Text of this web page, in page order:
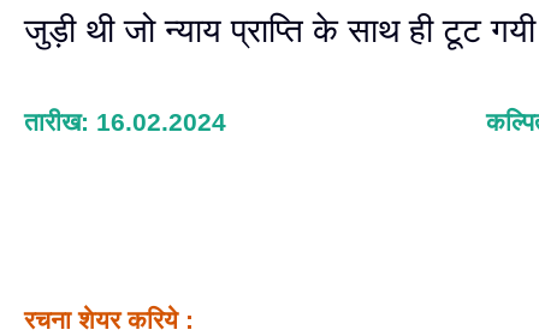
जुड़ी थी जो न्याय प्राप्ति के साथ ही टूट
तारीख: 16.02.2024
रचना शेयर करिये :